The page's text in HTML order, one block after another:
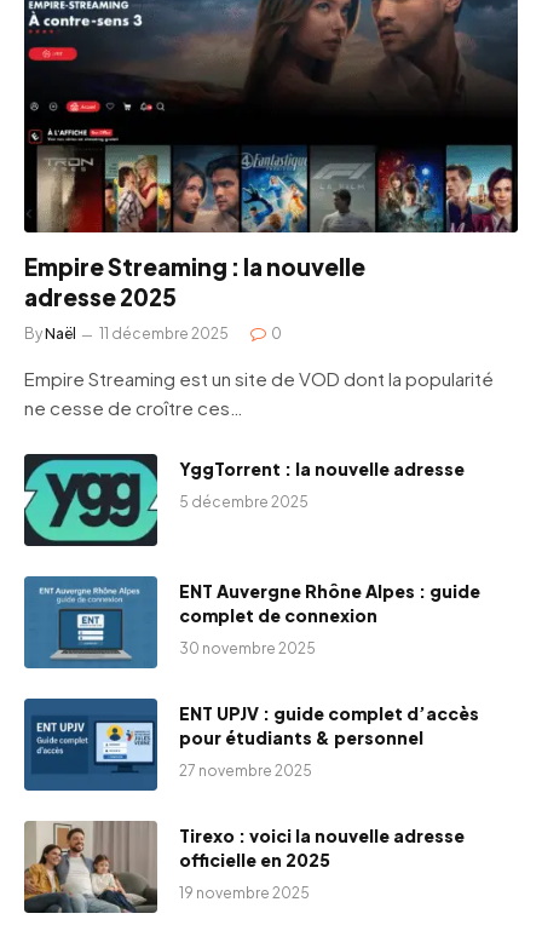
Empire Streaming : la nouvelle
adresse 2025
ByNaël 11 décembre 2025 0
Empire Streaming est un site de VOD dont la popularité
ne cesse de croître ces…
YggTorrent : la nouvelle adresse
5 décembre 2025
ENT Auvergne Rhône Alpes : guide
complet de connexion
30 novembre 2025
ENT UPJV : guide complet d’accès
pour étudiants & personnel
27 novembre 2025
Tirexo : voici la nouvelle adresse
officielle en 2025
19 novembre 2025